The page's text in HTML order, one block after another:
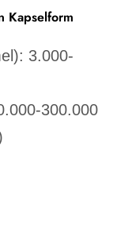
Kapselform
3.000-
300.000